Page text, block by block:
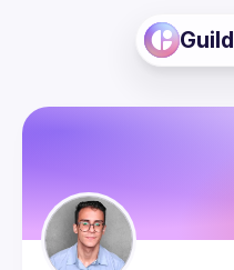
Guild